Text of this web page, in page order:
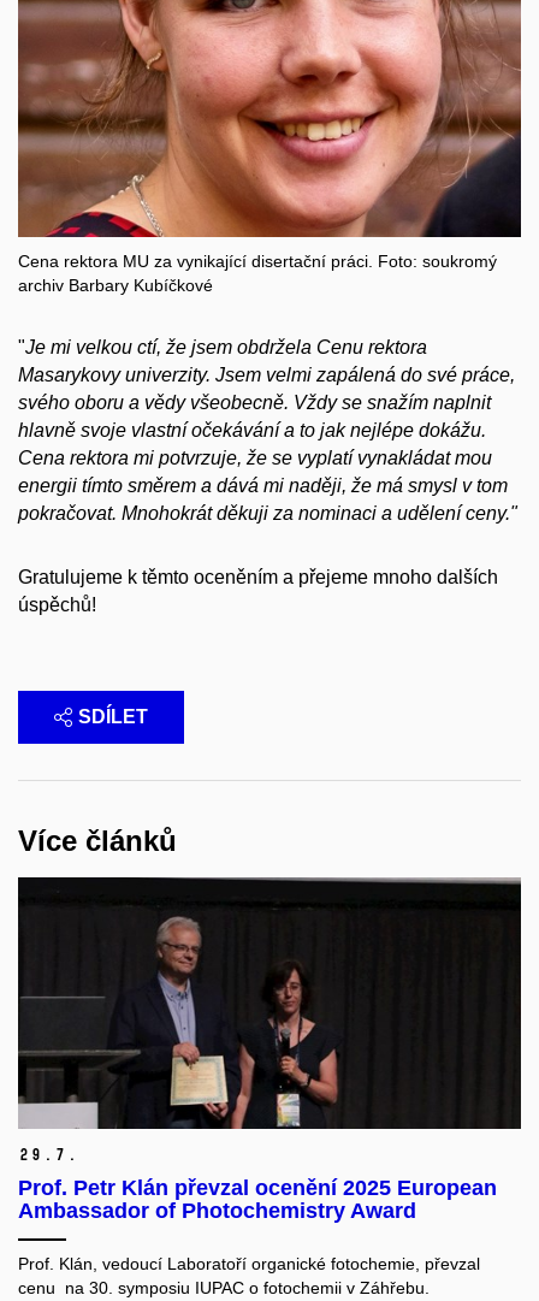
Cena rektora MU za vynikající disertační práci. Foto: soukromý
archiv Barbary Kubíčkové
"Je mi velkou ctí, že jsem obdržela Cenu rektora
Masarykovy univerzity. Jsem velmi zapálená do své práce,
svého oboru a vědy všeobecně. Vždy se snažím naplnit
hlavně svoje vlastní očekávání a to jak nejlépe dokážu.
Cena rektora mi potvrzuje, že se vyplatí vynakládat mou
energii tímto směrem a dává mi naději, že má smysl v tom
pokračovat. Mnohokrát děkuji za nominaci a udělení ceny."
Gratulujeme k těmto oceněním a přejeme mnoho dalších
úspěchů!
SDÍLET
Více článků
29. 7.
Prof. Petr Klán převzal ocenění 2025 European
Ambassador of Photochemistry Award
Prof. Klán, vedoucí Laboratoří organické fotochemie, převzal
cenu na 30. symposiu IUPAC o fotochemii v Záhřebu.